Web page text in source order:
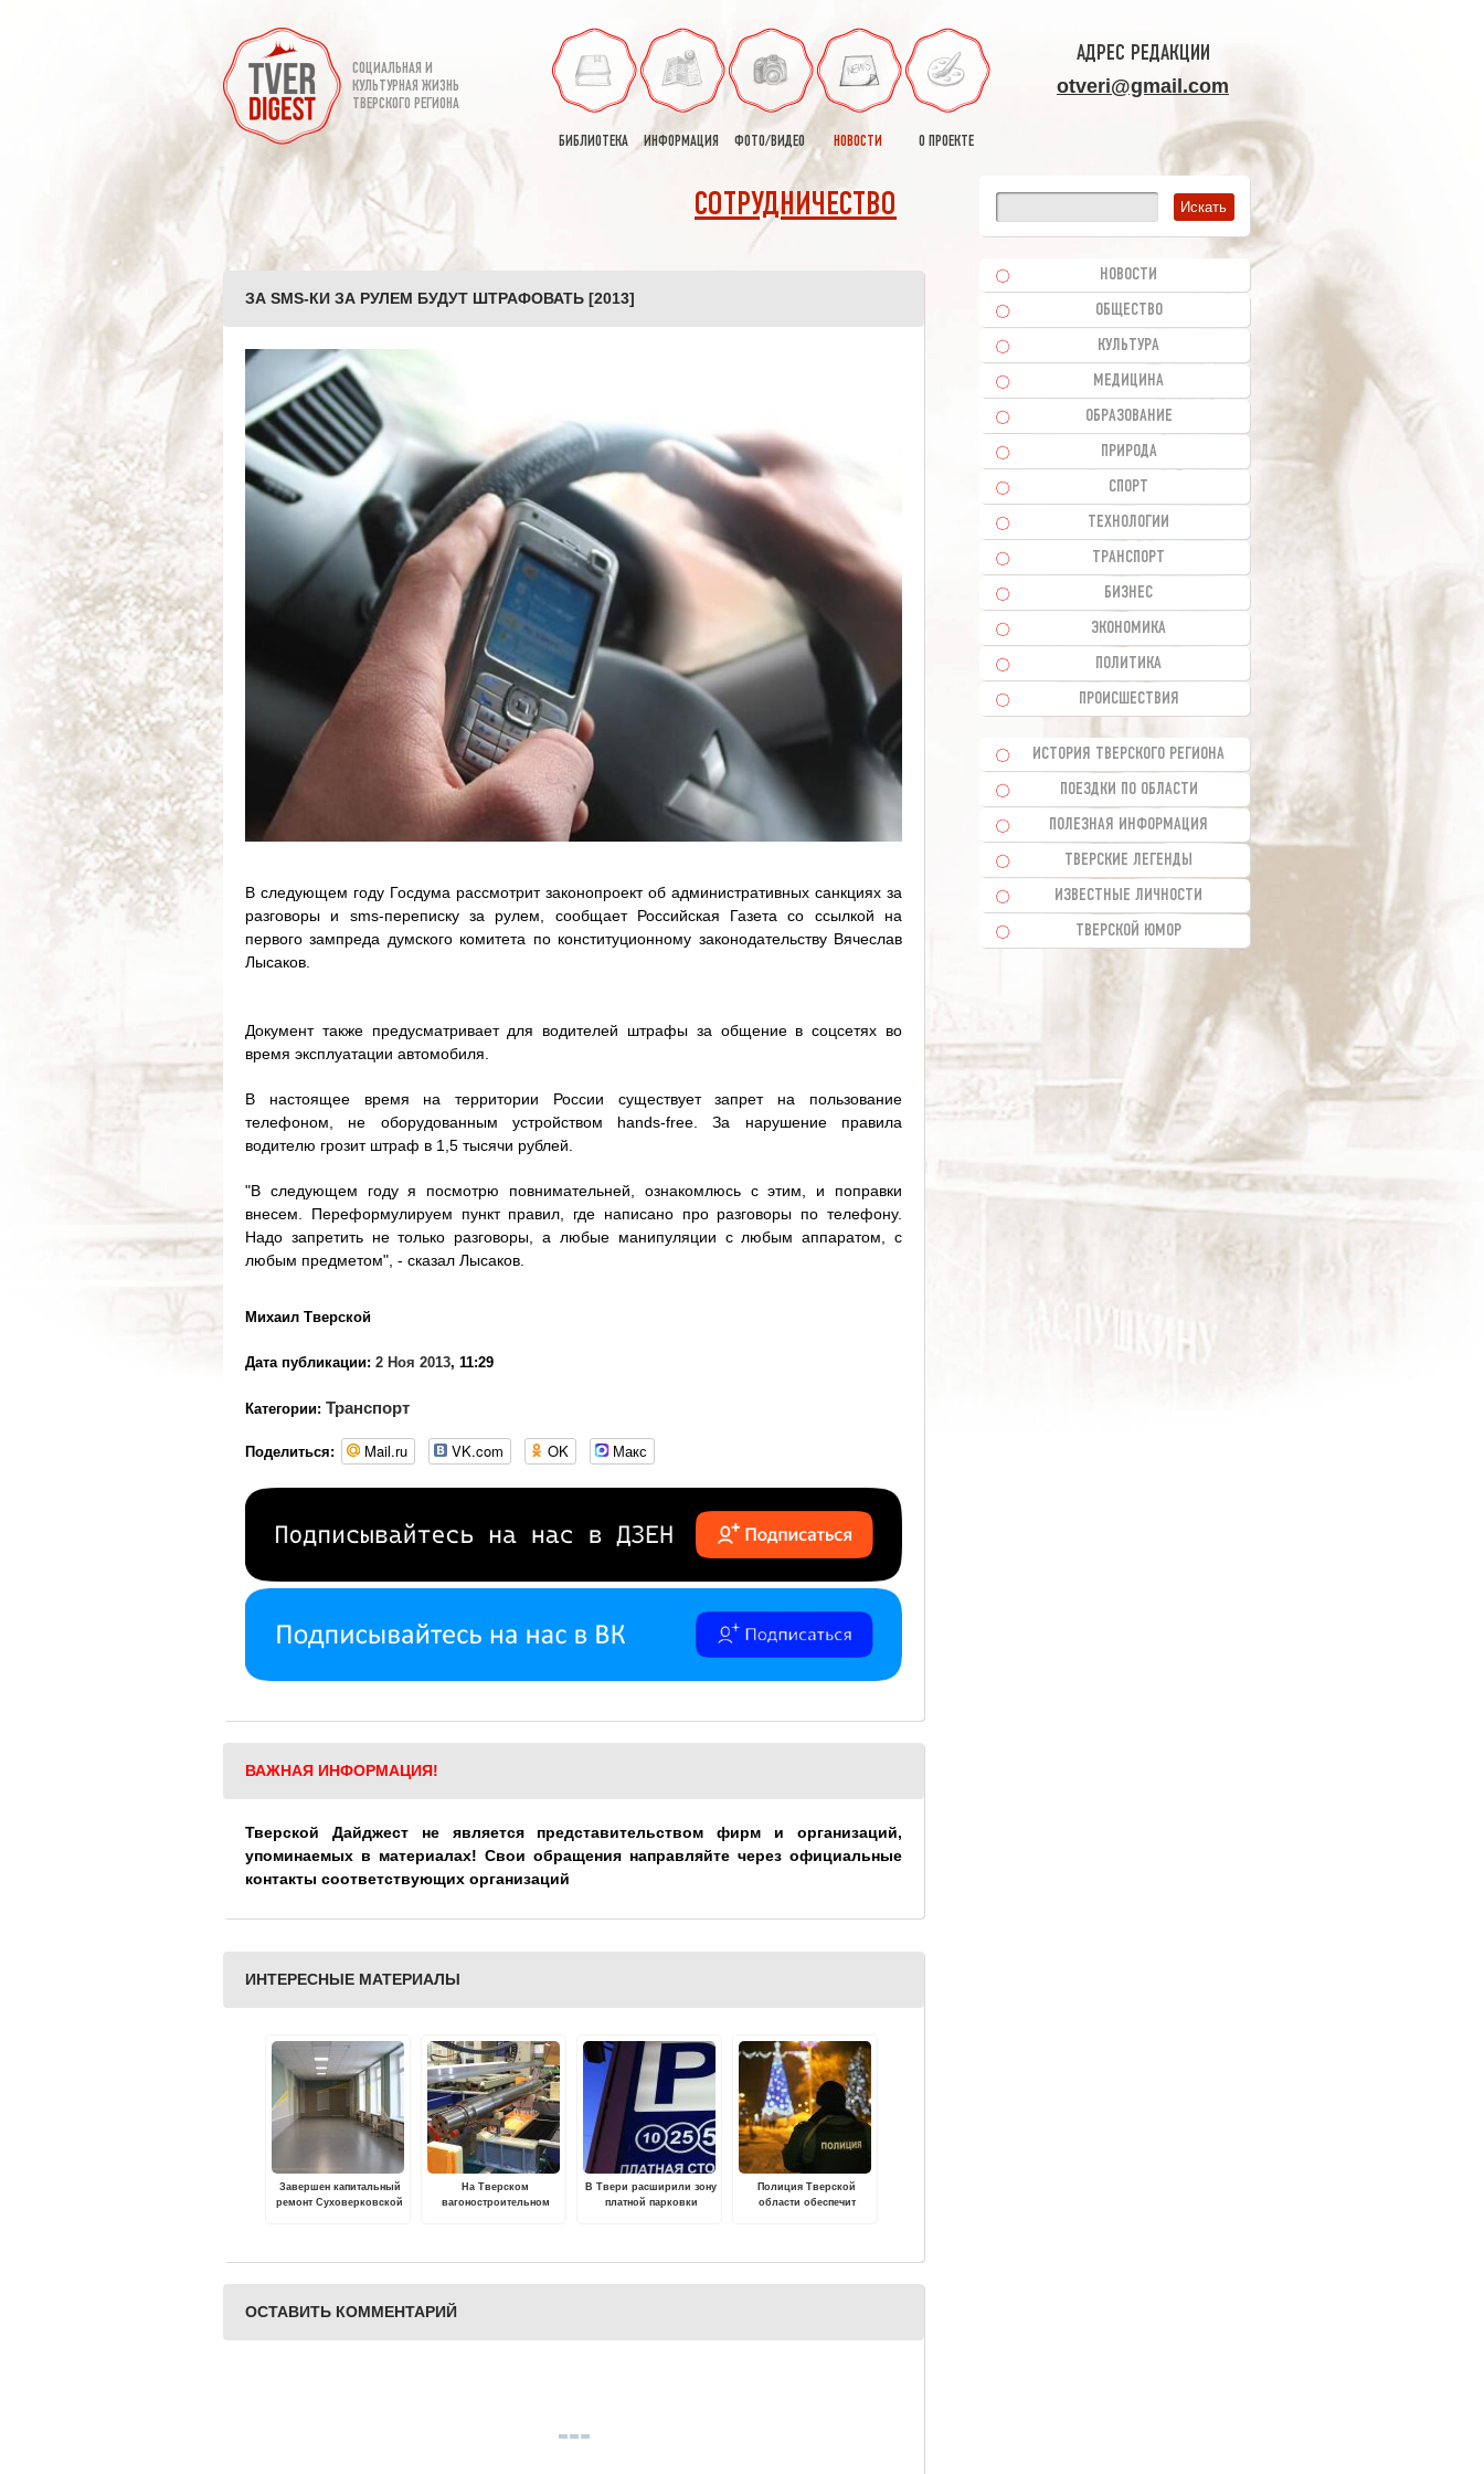
СОЦИАЛЬНАЯ И
КУЛЬТУРНАЯ ЖИЗНЬ
ТВЕРСКОГО РЕГИОНА
БИБЛИОТЕКА ИНФОРМАЦИЯ ФОТО/ВИДЕО НОВОСТИ О ПРОЕКТЕ
АДРЕС РЕДАКЦИИ
otveri@gmail.com
СОТРУДНИЧЕСТВО
ЗА SMS-КИ ЗА РУЛЕМ БУДУТ ШТРАФОВАТЬ [2013]
В следующем году Госдума рассмотрит законопроект об административных санкциях за
разговоры и sms-переписку за рулем, сообщает Российская Газета со ссылкой на
первого зампреда думского комитета по конституционному законодательству Вячеслав
Лысаков.
Документ также предусматривает для водителей штрафы за общение в соцсетях во
время эксплуатации автомобиля.
В настоящее время на территории России существует запрет на пользование
телефоном, не оборудованным устройством hands-free. За нарушение правила
водителю грозит штраф в 1,5 тысячи рублей.
"В следующем году я посмотрю повнимательней, ознакомлюсь с этим, и поправки
внесем. Переформулируем пункт правил, где написано про разговоры по телефону.
Надо запретить не только разговоры, а любые манипуляции с любым аппаратом, с
любым предметом", - сказал Лысаков.
Михаил Тверской
Дата публикации: 2 Ноя 2013, 11:29
Категории: Транспорт
Поделиться: Mail.ru VK.com OK Макс
ВАЖНАЯ ИНФОРМАЦИЯ!
Тверской Дайджест не является представительством фирм и организаций,
упоминаемых в материалах! Свои обращения направляйте через официальные
контакты соответствующих организаций
ИНТЕРЕСНЫЕ МАТЕРИАЛЫ
Завершен капитальный
ремонт Суховерковской
На Тверском
вагоностроительном
ультразвукового
В Твери расширили зону
платной парковки
Полиция Тверской
области обеспечит
праздников
ОСТАВИТЬ КОММЕНТАРИЙ
НОВОСТИ
ОБЩЕСТВО
КУЛЬТУРА
МЕДИЦИНА
ОБРАЗОВАНИЕ
ПРИРОДА
СПОРТ
ТЕХНОЛОГИИ
ТРАНСПОРТ
БИЗНЕС
ЭКОНОМИКА
ПОЛИТИКА
ПРОИСШЕСТВИЯ
ИСТОРИЯ ТВЕРСКОГО РЕГИОНА
ПОЕЗДКИ ПО ОБЛАСТИ
ПОЛЕЗНАЯ ИНФОРМАЦИЯ
ТВЕРСКИЕ ЛЕГЕНДЫ
ИЗВЕСТНЫЕ ЛИЧНОСТИ
ТВЕРСКОЙ ЮМОР